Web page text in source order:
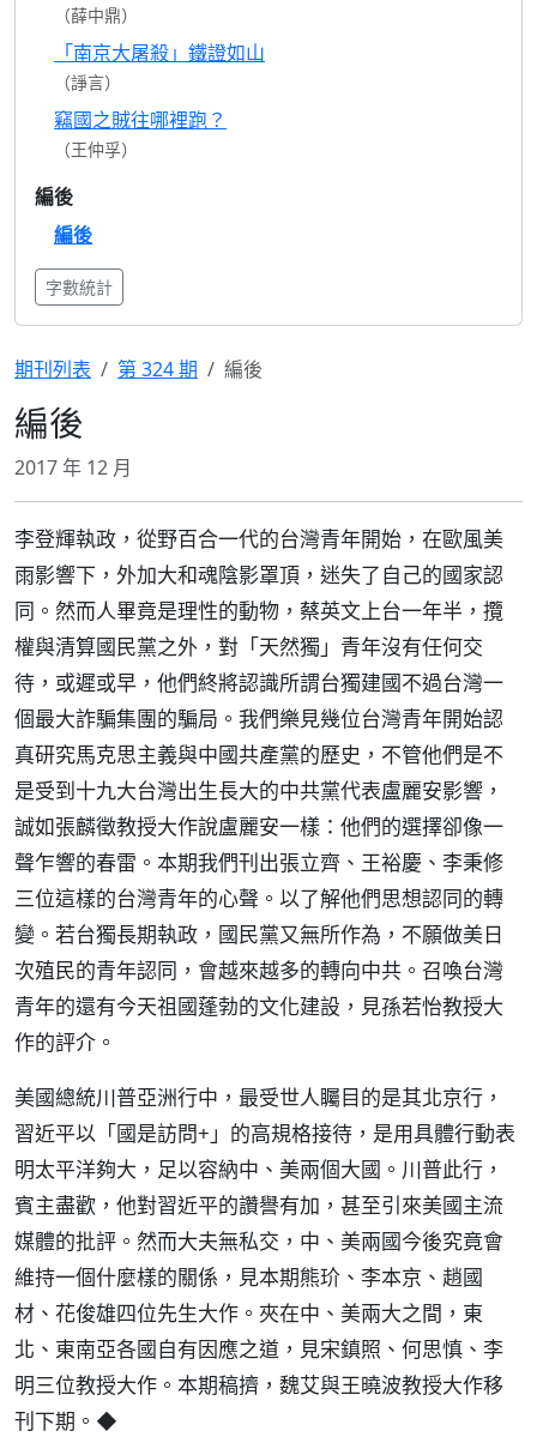
（薛中鼎）
「南京大屠殺」鐵證如山
（諍言）
竊國之賊往哪裡跑？
（王仲孚）
編後
編後
字數統計
期刊列表 第 324 期 編後
編後
2017 年 12 月
李登輝執政，從野百合一代的台灣青年開始，在歐風美
雨影響下，外加大和魂陰影罩頂，迷失了自己的國家認
同。然而人畢竟是理性的動物，蔡英文上台一年半，攬
權與清算國民黨之外，對「天然獨」青年沒有任何交
待，或遲或早，他們終將認識所謂台獨建國不過台灣一
個最大詐騙集團的騙局。我們樂見幾位台灣青年開始認
真研究馬克思主義與中國共產黨的歷史，不管他們是不
是受到十九大台灣出生長大的中共黨代表盧麗安影響，
誠如張麟徵教授大作說盧麗安一樣：他們的選擇卻像一
聲乍響的春雷。本期我們刊出張立齊、王裕慶、李秉修
三位這樣的台灣青年的心聲。以了解他們思想認同的轉
變。若台獨長期執政，國民黨又無所作為，不願做美日
次殖民的青年認同，會越來越多的轉向中共。召喚台灣
青年的還有今天祖國蓬勃的文化建設，見孫若怡教授大
作的評介。
美國總統川普亞洲行中，最受世人矚目的是其北京行，
習近平以「國是訪問+」的高規格接待，是用具體行動表
明太平洋夠大，足以容納中、美兩個大國。川普此行，
賓主盡歡，他對習近平的讚譽有加，甚至引來美國主流
媒體的批評。然而大夫無私交，中、美兩國今後究竟會
維持一個什麼樣的關係，見本期熊玠、李本京、趙國
材、花俊雄四位先生大作。夾在中、美兩大之間，東
北、東南亞各國自有因應之道，見宋鎮照、何思慎、李
明三位教授大作。本期稿擠，魏艾與王曉波教授大作移
刊下期。◆